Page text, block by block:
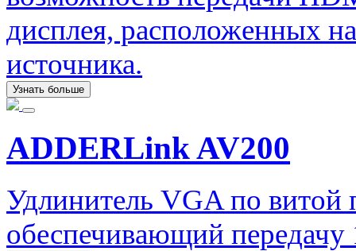
дисплея, расположенных
источника.
Узнать больше
ADDERLink AV200
Удлинитель VGA по
обеспечивающий передачу